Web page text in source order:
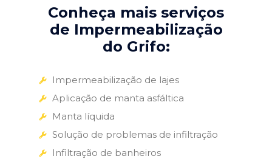
Conheça mais serviços
de Impermeabilização
do Grifo:
Impermeabilização de lajes
Aplicação de manta asfáltica
Manta líquida
Solução de problemas de infiltração
Infiltração de banheiros